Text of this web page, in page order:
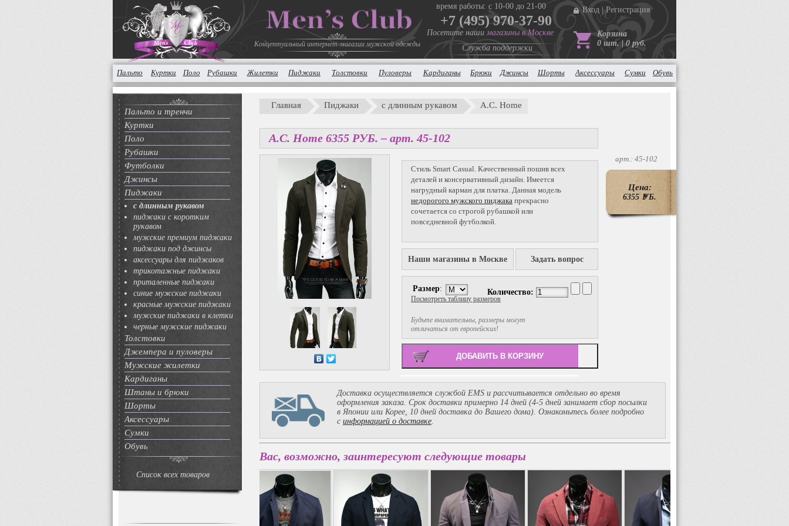
Концептуальный интернет-магазин мужской одежды
время работы: с 10-00 до 21-00
+7 (495) 970-37-90
Посетите наши магазины в Москве
Служба поддержки
Вход Регистрация
Корзина
0 шт. | 0 руб.
Пальто Куртки Поло Рубашки Жилетки Пиджаки Толстовки Пуловеры Кардиганы Брюки Джинсы Шорты Аксессуары Сумки Обувь
Пальто и тренчи
Куртки
Поло
Рубашки
Футболки
Джинсы
Пиджаки
с длинным рукавом
пиджаки с коротким
рукавом
мужские премиум пиджаки
пиджаки под джинсы
аксессуары для пиджаков
трикотажные пиджаки
приталенные пиджаки
синие мужские пиджаки
красные мужские пиджаки
мужские пиджаки в клетки
черные мужские пиджаки
Толстовки
Джемпера и пуловеры
Мужские жилетки
Кардиганы
Штаны и брюки
Шорты
Аксессуары
Сумки
Обувь
Список всех товаров
Главная Пиджаки с длинным рукавом A.C. Home
A.C. Home 6355 PУБ. – арт. 45-102
Стиль Smart Casual. Качественный пошив всех
деталей и консервативный дизайн. Имеется
нагрудный карман для платка. Данная модель
недорогого мужского пиджака прекрасно
сочетается со строгой рубашкой или
повседневной футболкой.
Наши магазины в Москве Задать вопрос
Размер:
Будьте внимательны, размеры могут
отличаться от европейских!
Посмотреть таблицу размеров
Количество:
арт.: 45-102
Цена:
6355 P
УБ.
Доставка осуществляется службой EMS и рассчитывается отдельно во время
оформления заказа. Срок доставки примерно 14 дней (4-5 дней занимает сбор посылки
в Японии или Корее, 10 дней доставка до Вашего дома). Ознакомьтесь более подробно
с информацией о доставке.
Вас, возможно, заинтересуют следующие товары